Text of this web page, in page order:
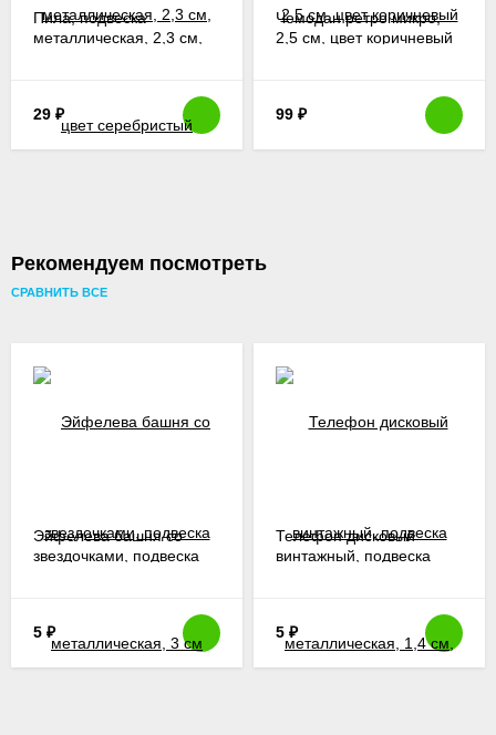
Пила, подвеска
металлическая, 2,3 см,
29 ₽
Чемодан ретро микро,
2,5 см, цвет коричневый
99 ₽
Рекомендуем посмотреть
СРАВНИТЬ ВСЕ
Эйфелева башня со
звездочками, подвеска
5 ₽
Телефон дисковый
винтажный, подвеска
5 ₽